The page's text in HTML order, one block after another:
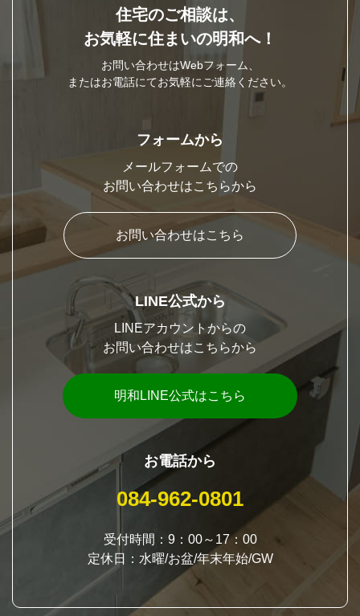
住宅のご相談は、
お気軽に住まいの明和へ！
お問い合わせはWebフォーム、
またはお電話にてお気軽にご連絡ください。
フォームから
メールフォームでの
お問い合わせはこちらから
お問い合わせはこちら
LINE公式から
LINEアカウントからの
お問い合わせはこちらから
明和LINE公式はこちら
お電話から
084-962-0801
受付時間：9：00～17：00
定休日：水曜/お盆/年末年始/GW